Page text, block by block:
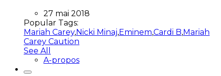
27 mai 2018
Popular Tags:
Mariah Carey,Nicki Minaj,Eminem,Cardi B,Mariah
Carey Caution
See All
A-propos